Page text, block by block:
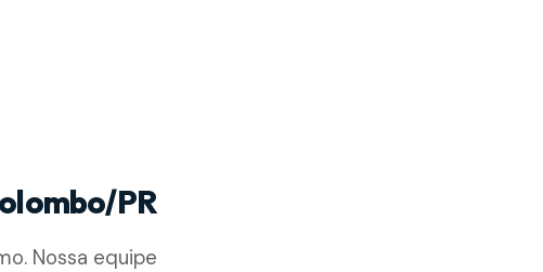
PR
Nossa equipe